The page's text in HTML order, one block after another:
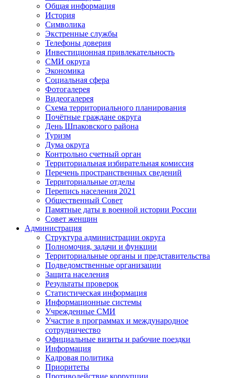
Общая информация
История
Символика
Экстренные службы
Телефоны доверия
Инвестиционная привлекательность
СМИ округа
Экономика
Социальная сфера
Фотогалерея
Видеогалерея
Схема территориального планирования
Почётные граждане округа
День Шпаковского района
Туризм
Дума округа
Контрольно счетный орган
Территориальная избирательная комиссия
Перечень пространственных сведений
Территориальные отделы
Перепись населения 2021
Общественный Совет
Памятные даты в военной истории России
Совет женщин
Администрация
Структура администрации округа
Полномочия, задачи и функции
Территориальные органы и представительства
Подведомственные организации
Защита населения
Результаты проверок
Статистическая информация
Информационные системы
Учрежденные СМИ
Участие в программах и международное
сотрудничество
Официальные визиты и рабочие поездки
Информация
Кадровая политика
Приоритеты